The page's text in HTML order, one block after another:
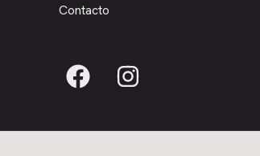
Contacto